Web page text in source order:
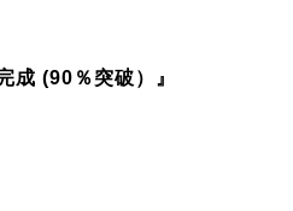
(90％突破）』